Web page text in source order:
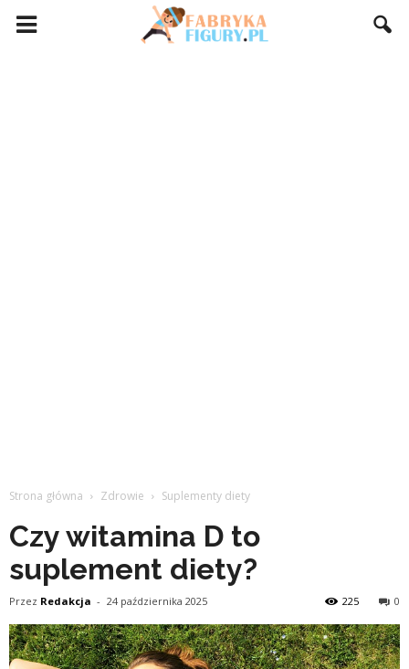
Strona główna Zdrowie Suplementy diety
Czy witamina D to
suplement diety?
Przez Redakcja - 24 października 2025 0
225